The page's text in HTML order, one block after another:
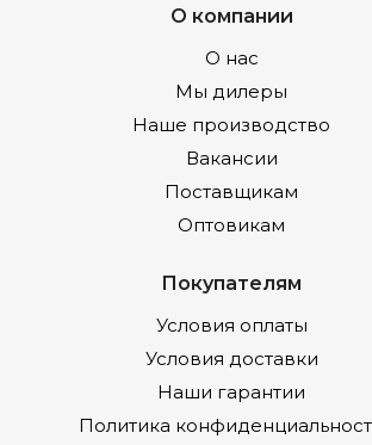
О компании
О нас
Мы дилеры
Наше производство
Вакансии
Поставщикам
Оптовикам
Покупателям
Условия оплаты
Условия доставки
Наши гарантии
Политика